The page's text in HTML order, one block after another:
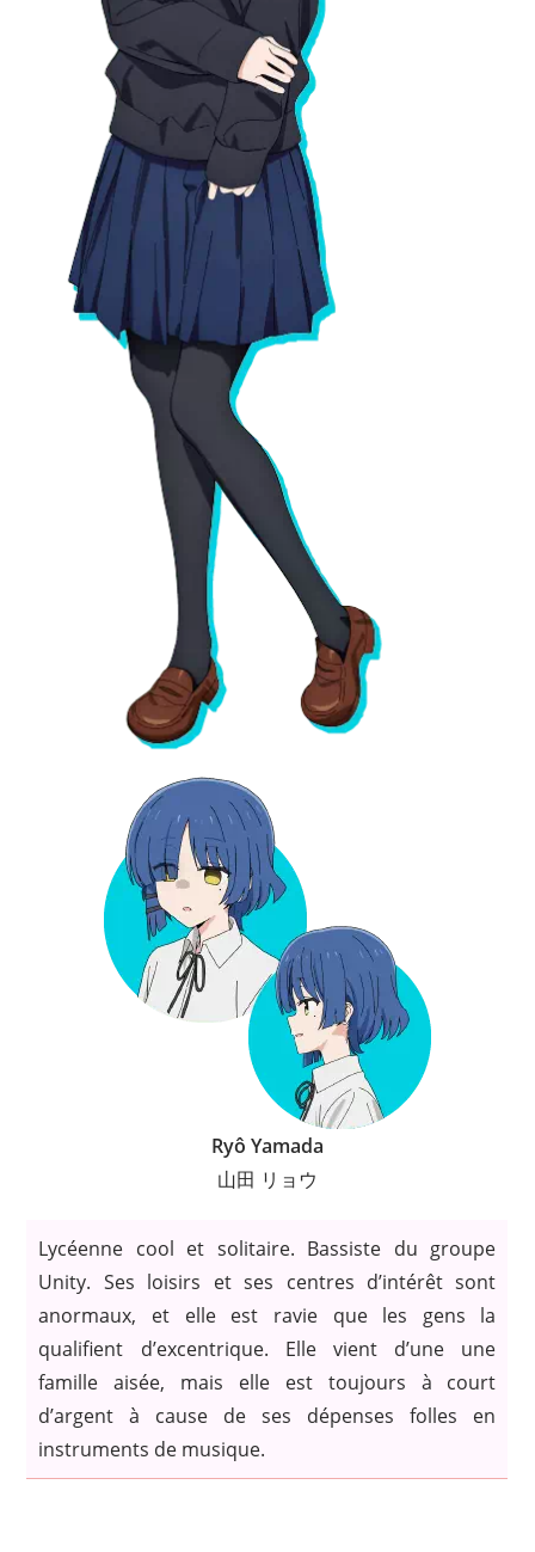
Ryô Yamada
山田 リョウ
Lycéenne cool et solitaire. Bassiste du groupe
Unity. Ses loisirs et ses centres d’intérêt sont
anormaux, et elle est ravie que les gens la
qualifient d’excentrique. Elle vient d’une une
famille aisée, mais elle est toujours à court
d’argent à cause de ses dépenses folles en
instruments de musique.